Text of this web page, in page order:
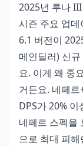
2025년 루나
시즌 주요 업
6.1 버전이
메인딜러) 신
요. 이게 왜 중
거든요. 네페
DPS가 20%
네페르 스펙을
으로 최대 피